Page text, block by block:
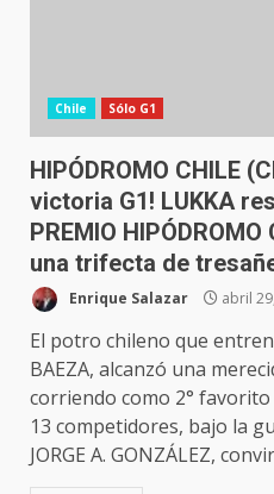
Chile Sólo G1
HIPÓDROMO CHILE
victoria G1! LUKKA
PREMIO
una trifecta de
Enrique Salazar abril
El potro chileno que
BAEZA, alcanzó una
corriendo como 2°
13 competidores, bajo la
JORGE A. GONZÁLEZ,